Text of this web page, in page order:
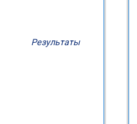
Результаты